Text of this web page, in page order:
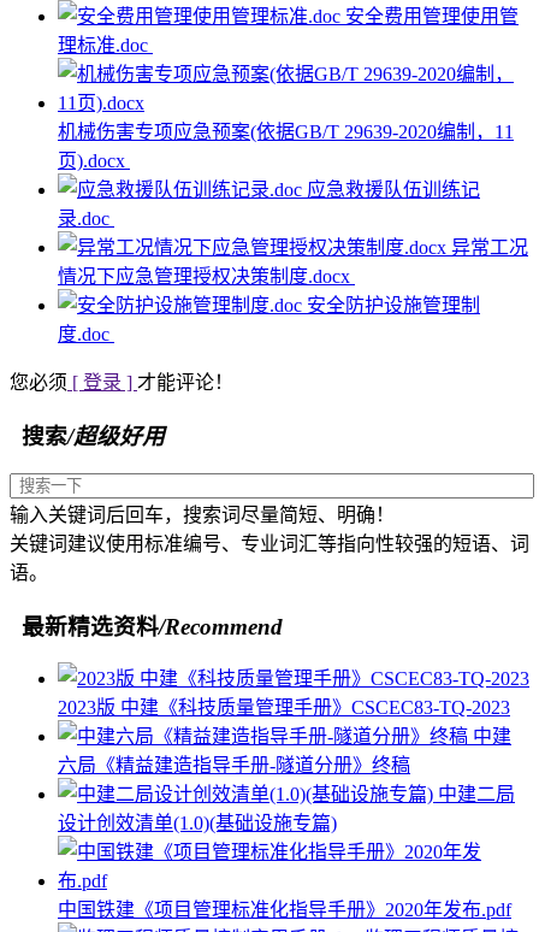
安全费用管理使用管
理标准.doc
机械伤害专项应急预案(依据GB/T 29639-2020编制，11
页).docx
应急救援队伍训练记
录.doc
异常工况
情况下应急管理授权决策制度.docx
安全防护设施管理制
度.doc
您必须 [ 登录 ] 才能评论！
搜索/超级好用
输入关键词后回车，搜索词尽量简短、明确！
关键词建议使用标准编号、专业词汇等指向性较强的短语、词
语。
最新精选资料/Recommend
2023版 中建《科技质量管理手册》CSCEC83-TQ-2023
中建
六局《精益建造指导手册-隧道分册》终稿
中建二局
设计创效清单(1.0)(基础设施专篇)
中国铁建《项目管理标准化指导手册》2020年发布.pdf